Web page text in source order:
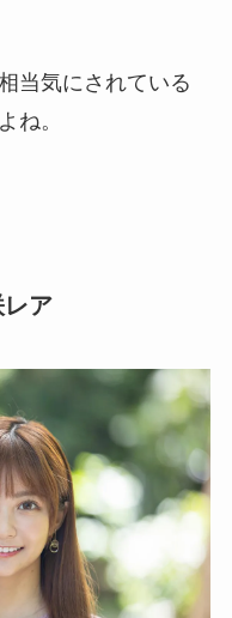
当気にされている
ね。
ア